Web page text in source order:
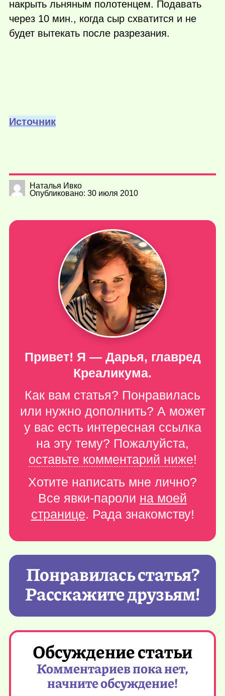
накрыть льняным полотенцем. Подавать
через 10 мин., когда сыр схватится и не
будет вытекать после разрезания.
Источник
Наталья Ивко
Опубликовано: 30 июля 2010
Привет! Я — Дарья, главред
Креаликума.
Как вам статья? Понравилась
или нужно дополнить? А может
у вас есть интересная ссылка
на эту тему? Пожалуйста,
оставьте комментарий ниже!
Хотите написать мне лично?
Все явки-пароли на моей
странице. Рада знакомству!
Понравилась статья?
Расскажите друзьям!
Обсуждение статьи
Комментариев пока нет,
начните обсуждение!